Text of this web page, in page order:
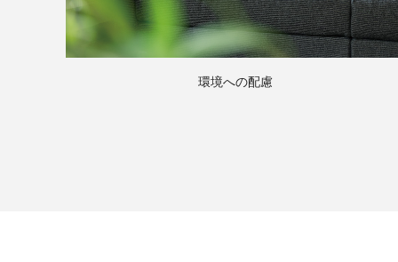
環境への配慮